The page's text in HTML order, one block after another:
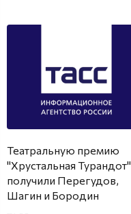
Театральную премию
"Хрустальная Турандот"
получили Перегудов,
Шагин и Бородин